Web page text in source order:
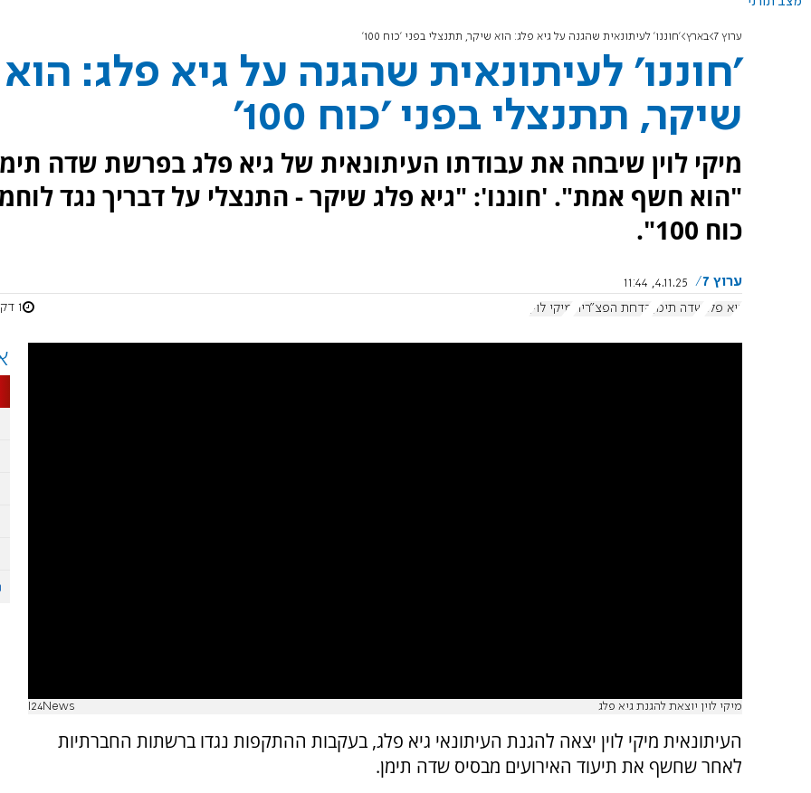
ערוץ 7 בארץ 'חוננו' לעיתונאית שהגנה על גיא פלג: הוא שיקר, תתנצלי בפני 'כוח 100'
'חוננו' לעיתונאית שהגנה על גיא פלג: הוא
שיקר, תתנצלי בפני 'כוח 100'
מיקי לוין שיבחה את עבודתו העיתונאית של גיא פלג בפרשת שדה
"הוא חשף אמת". 'חוננו': "גיא פלג שיקר - התנצלי על דבריך נגד
כוח 100".
ערוץ 7
4.11.25, 11:44
גיא פלג
שדה תימן הדחת הפצ"רית מיקי לוין 1 דקות
מיקי לוין יוצאת להגנת גיא פלג I24News
העיתונאית מיקי לוין יצאה להגנת העיתונאי גיא פלג, בעקבות ההתקפות נגדו ברשתות החברתיות
לאחר שחשף את תיעוד האירועים מבסיס שדה תימן.